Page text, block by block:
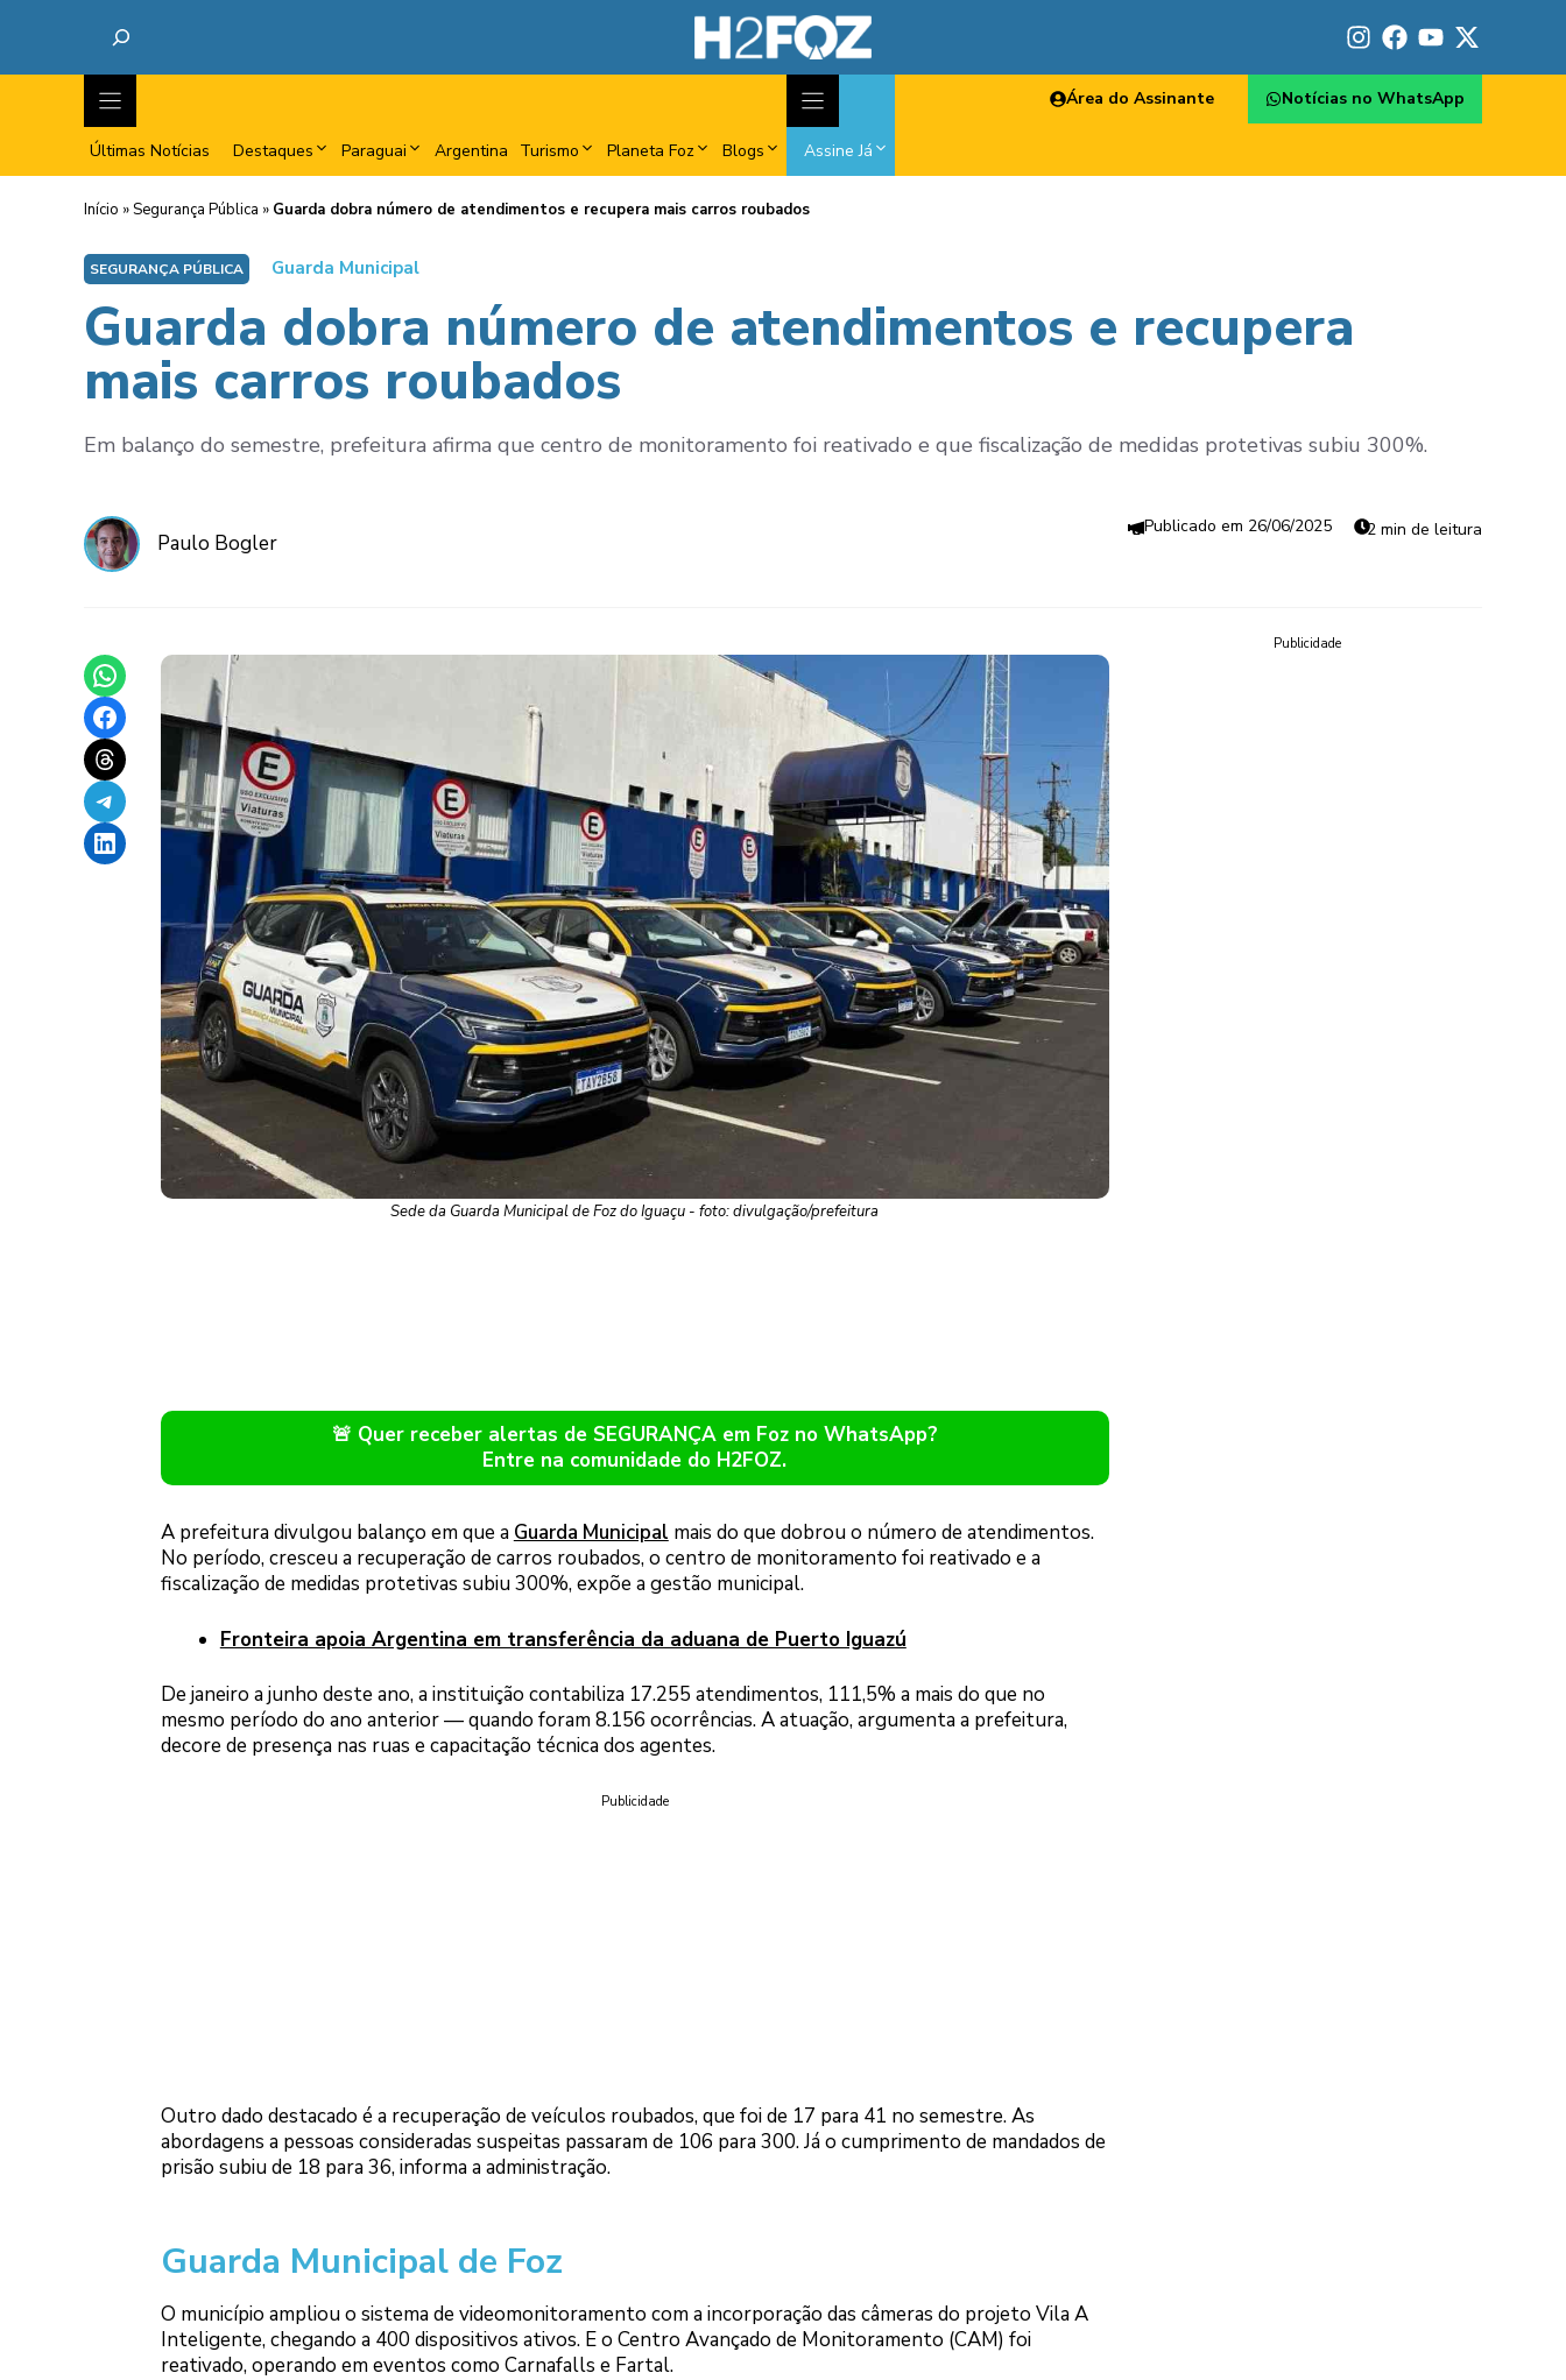
Últimas Notícias Destaques Paraguai Argentina Turismo Planeta Foz Blogs Assine Já
Área do Assinante Notícias no WhatsApp
Início »Segurança Pública » Guarda dobra número de atendimentos e recupera mais carros roubados
SEGURANÇA PÚBLICA Guarda Municipal
Guarda dobra número de atendimentos e recupera
mais carros roubados
Em balanço do semestre, prefeitura afirma que centro de monitoramento foi reativado e que fiscalização de medidas protetivas subiu 300%.
Paulo Bogler
26/06/2025 2 min de leitura
Share on WhatsApp
Share on Facebook
Share on Threads
Share on Telegram
Share on LinkedIn
Sede da Guarda Municipal de Foz do Iguaçu - foto: divulgação/prefeitura
🚨 Quer receber alertas de SEGURANÇA em Foz no WhatsApp?
Entre na comunidade do H2FOZ.
A prefeitura divulgou balanço em que a Guarda Municipal mais do que dobrou o número de atendimentos.
No período, cresceu a recuperação de carros roubados, o centro de monitoramento foi reativado e a
fiscalização de medidas protetivas subiu 300%, expõe a gestão municipal.
Fronteira apoia Argentina em transferência da aduana de Puerto Iguazú
De janeiro a junho deste ano, a instituição contabiliza 17.255 atendimentos, 111,5% a mais do que no
mesmo período do ano anterior — quando foram 8.156 ocorrências. A atuação, argumenta a prefeitura,
decore de presença nas ruas e capacitação técnica dos agentes.
Publicidade
Outro dado destacado é a recuperação de veículos roubados, que foi de 17 para 41 no semestre. As
abordagens a pessoas consideradas suspeitas passaram de 106 para 300. Já o cumprimento de mandados de
prisão subiu de 18 para 36, informa a administração.
Guarda Municipal de Foz
O município ampliou o sistema de videomonitoramento com a incorporação das câmeras do projeto Vila A
Inteligente, chegando a 400 dispositivos ativos. E o Centro Avançado de Monitoramento (CAM) foi
reativado, operando em eventos como Carnafalls e Fartal.
Publicidade